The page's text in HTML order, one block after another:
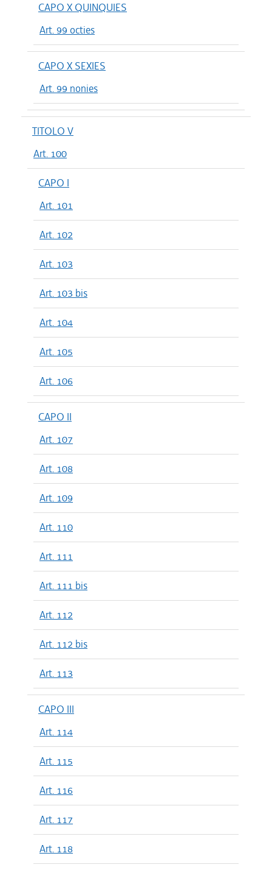
CAPO X QUINQUIES
Art. 99 octies
CAPO X SEXIES
Art. 99 nonies
TITOLO V
Art. 100
CAPO I
Art. 101
Art. 102
Art. 103
Art. 103 bis
Art. 104
Art. 105
Art. 106
CAPO II
Art. 107
Art. 108
Art. 109
Art. 110
Art. 111
Art. 111 bis
Art. 112
Art. 112 bis
Art. 113
CAPO III
Art. 114
Art. 115
Art. 116
Art. 117
Art. 118